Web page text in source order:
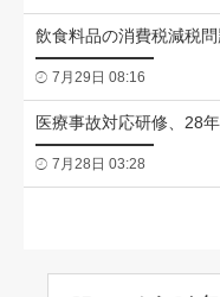
飲食料品の消費税減税
7月29日 08:16
医療事故対応研修、28
7月28日 03:28